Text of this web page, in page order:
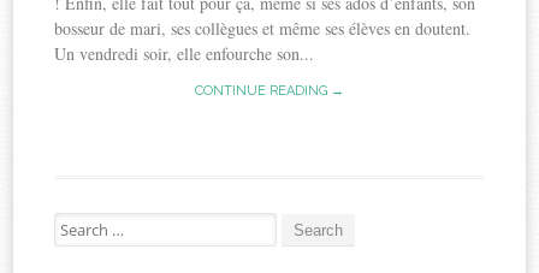
bosseur de mari, ses collègues et même ses élèves en doutent.
Un vendredi soir, elle enfourche son...
CONTINUE READING →
Search
for: